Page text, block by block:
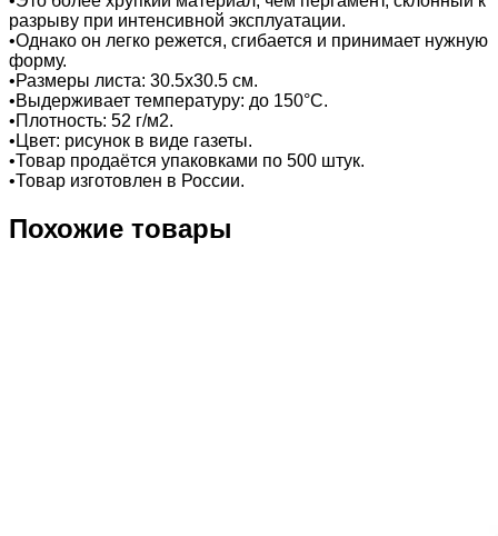
разрыву при интенсивной эксплуатации.
•Однако он легко режется, сгибается и принимает нужную
форму.
•Размеры листа: 30.5x30.5 см.
•Выдерживает температуру: до 150°С.
•Плотность: 52 г/м2.
•Цвет: рисунок в виде газеты.
•Товар продаётся упаковками по 500 штук.
•Товар изготовлен в России.
Похожие товары